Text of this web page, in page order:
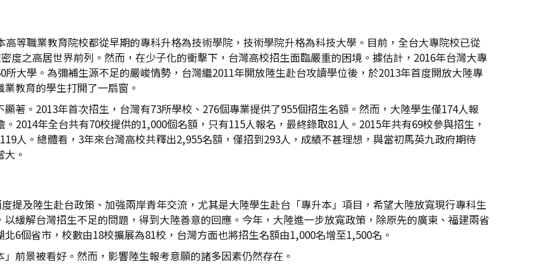
高等職業教育院校都從早期的專科升格為技術學院，技術學院升格為科技大學。目前，全台大專院校已從
度之高居世界前列。然而，在少子化的衝擊下，台灣高校招生面臨嚴重的困境。據估計，2016年台灣大專
大學。為彌補生源不足的嚴峻情勢，台灣繼2011年開放陸生赴台攻讀學位後，於2013年首度開放大陸專
教育的學生打開了一扇窗。
著。2013年首次招生，台灣有73所學校、276個專業提供了955個招生名額。然而，大陸學生僅174人報
2014年全台共有70校提供的1,000個名額，只有115人報名，最終錄取81人。2015年共有69校參與招生，
人。總體看，3年來台灣高校共釋出2,955名額，僅招到293人，成績不甚理想，與當初馬英九政府期待
。
提及陸生赴台政策、加強兩岸青年交流，尤其是大陸學生赴台「專升本」項目，希望大陸放寬現行專科生
緩解台灣招生不足的問題，得到大陸善意的回應。今年，大陸進一步放寬政策，除原先的廣東、福建兩省
6個省市，校數由18校擴展為81校，台灣方面也將招生名額由1,000名增至1,500名。
前景被看好。然而，影響陸生報考意願的諸多因素仍然存在。